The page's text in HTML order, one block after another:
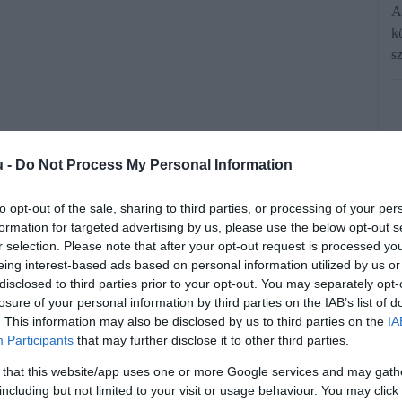
- Do Not Process My Personal Information
opt-out of the sale, sharing to third parties, or processing of your
for targeted advertising by us, please use the below opt-out
selection. Please note that after your opt-out request is processed
interest-based ads based on personal information utilized by us
to third parties prior to your opt-out. You may separately
of your personal information by third parties on the IAB’s list of
This information may also be disclosed by us to third parties on the
Participants that may further disclose it to other third parties.
that this website/app uses one or more Google services and may
but not limited to your visit or usage behaviour. You may
Magyarországon? Milyen gyorsan
Milyen futásteljesítményre
járművet választunk? Ezekre a
pontos válaszokat ad a
Hivatal (KSH) közös statisztikai